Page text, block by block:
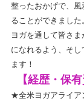
整ったおかげで、 風
ることができま した
ヨガを通して皆さま
になれるよう、 そし
ます！
【経歴・保有
★全米ヨガアライア